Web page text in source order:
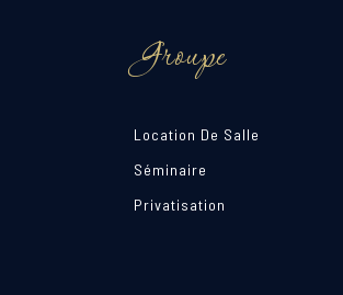
Groupe
Location De Salle
Séminaire
Privatisation